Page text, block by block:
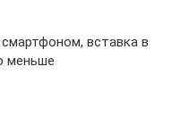
вставка в
меньше